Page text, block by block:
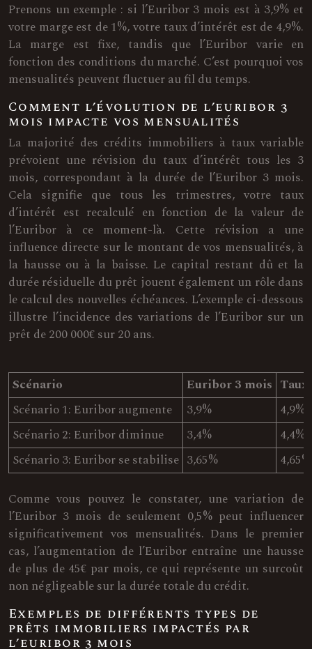
Prenons un exemple : si l’Euribor 3 mois est à 3,9% et
votre marge est de 1%, votre taux d’intérêt est de 4,9%.
La marge est fixe, tandis que l’Euribor varie en
fonction des conditions du marché. C’est pourquoi vos
mensualités peuvent fluctuer au fil du temps.
Comment l’évolution de l’euribor 3
mois impacte vos mensualités
La majorité des crédits immobiliers à taux variable
prévoient une révision du taux d’intérêt tous les 3
mois, correspondant à la durée de l’Euribor 3 mois.
Cela signifie que tous les trimestres, votre taux
d’intérêt est recalculé en fonction de la valeur de
l’Euribor à ce moment-là. Cette révision a une
influence directe sur le montant de vos mensualités, à
la hausse ou à la baisse. Le capital restant dû et la
durée résiduelle du prêt jouent également un rôle dans
le calcul des nouvelles échéances. L’exemple ci-dessous
illustre l’incidence des variations de l’Euribor sur un
prêt de 200 000€ sur 20 ans.
Scénario Euribor 3 mois Taux
Scénario 1: Euribor augmente
3,9%
4,9%
Scénario 2: Euribor diminue
3,4%
4,4%
Scénario 3: Euribor se stabilise 3,65% 4,65%
Comme vous pouvez le constater, une variation de
l’Euribor 3 mois de seulement 0,5% peut influencer
significativement vos mensualités. Dans le premier
cas, l’augmentation de l’Euribor entraîne une hausse
de plus de 45€ par mois, ce qui représente un surcoût
non négligeable sur la durée totale du crédit.
Exemples de différents types de
prêts immobiliers impactés par
l’euribor 3 mois